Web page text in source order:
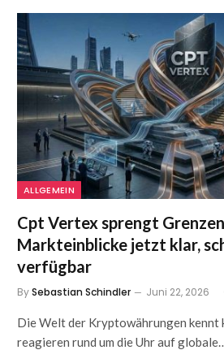
ALLGEMEIN
Cpt Vertex sprengt
Markteinblicke jetzt klar,
verfügbar
BySebastian Schindler Juni 22, 2026
Die Welt der Kryptowährungen kennt
reagieren rund um die Uhr auf globale…